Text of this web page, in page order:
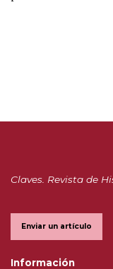
Claves. Revista de
Enviar un artículo
Información